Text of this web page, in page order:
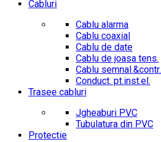
Cabluri
Cablu alarma
Cablu coaxial
Cablu de date
Cablu de joasa tens.
Cablu semnal.&contr.
Conduct. pt.inst.el.
Trasee cabluri
Jgheaburi PVC
Tubulatura din PVC
Protectie